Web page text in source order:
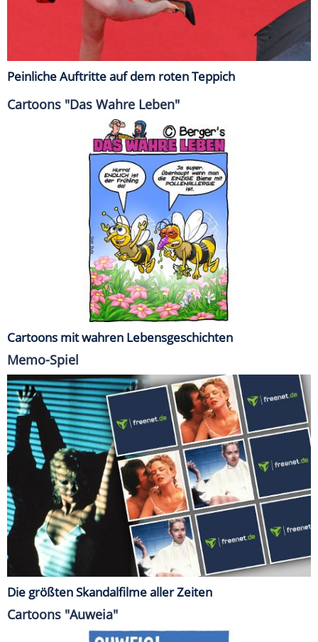
Peinliche Auftritte auf dem roten Teppich
Cartoons "Das Wahre Leben"
Cartoons mit wahren Lebensgeschichten
Memo-Spiel
Die größten Skandalfilme aller Zeiten
Cartoons "Auweia"